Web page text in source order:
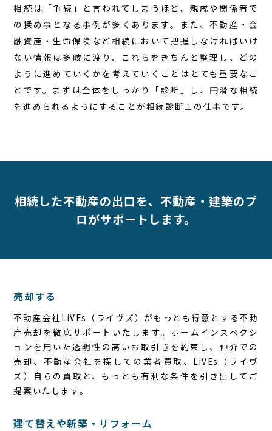
相続は「争続」と言われてしまうほど、親戚や関係者で
の揉め事となる事例が多くあります。また、不動産・金
融資産・生命保険など相続において把握しなければいけ
ない情報は多岐に渡り、これらをきちんと整理し、どの
ように進めていくかを考えていくことはとても重要なこ
とです。まずは全体をしっかり「診断」し、円滑な相続
を進められるようにすることが相続診断士の仕事です。
相続した不動産の出口を、不動産・建築のプ
ロがサポートします。
売却する
不動産会社LiVEs（ライヴズ）がもっとも得意とする不動
産売却を徹底サポートいたします。ホームインスペクシ
ョンを用いた透明性の高いお取引きを約束し、仲介での
売却、不動産会社を探しての業者買取、LiVEs（ライヴ
ズ）自らの買取と、もっとも有利な条件を引き出してご
提案いたします。
建て替えや新築・リフォーム